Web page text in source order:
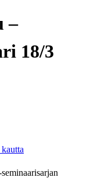
–
18/3
seminaarisarjan